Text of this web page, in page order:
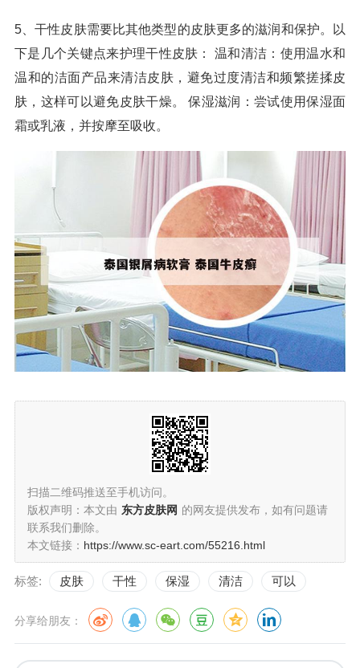
5、干性皮肤需要比其他类型的皮肤更多的滋润和保护。以
下是几个关键点来护理干性皮肤： 温和清洁：使用温水和
温和的洁面产品来清洁皮肤，避免过度清洁和频繁搓揉皮
肤，这样可以避免皮肤干燥。 保湿滋润：尝试使用保湿面
霜或乳液，并按摩至吸收。
扫描二维码推送至手机访问。
版权声明：本文由 东方皮肤网 的网友提供发布，如有问题请
联系我们删除。
本文链接： https://www.sc-eart.com/55216.html
标签: 皮肤 干性 保湿 清洁 可以
分享给朋友：